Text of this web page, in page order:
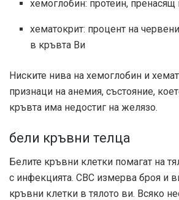
хемоглобин: протеин, пренасящ
хематокрит: процент на
в кръвта Ви
Ниските нива на хемоглобин и
признаци на анемия, състояние,
кръвта има недостиг на желязо.
бели кръвни телца
Белите кръвни клетки помагат на
с инфекцията. CBC измерва броя и
кръвни клетки в тялото ви. Всяко